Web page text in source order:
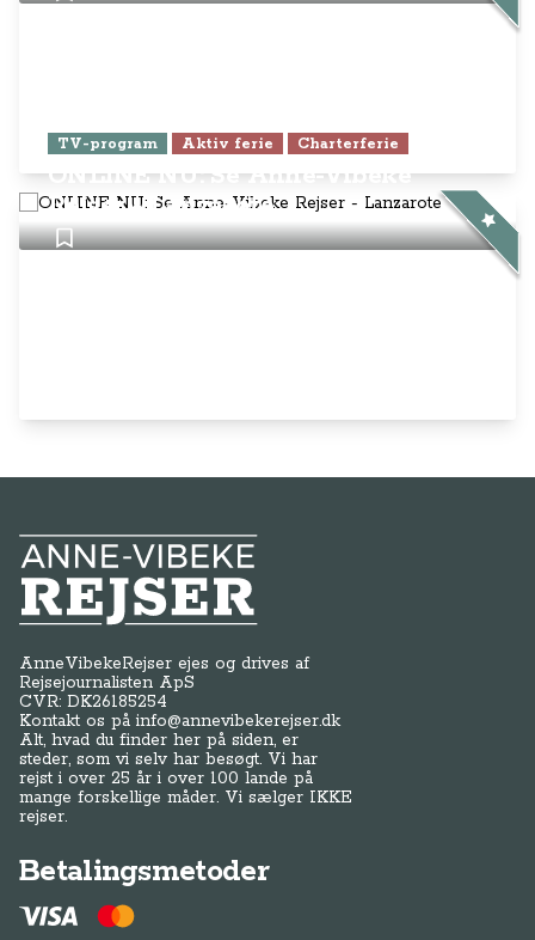
TV-program Aktiv ferie Charterferie
ONLINE NU: Se Anne-Vibeke
Rejser - Lanzarote
Anne-Vibeke Rejser
AnneVibekeRejser ejes og drives af
Rejsejournalisten ApS
CVR: DK26185254
Kontakt os påinfo@annevibekerejser.dk
Alt, hvad du finder her på siden, er
steder, som vi selv har besøgt. Vi har
rejst i over 25 år i over 100 lande på
mange forskellige måder. Vi sælger IKKE
rejser.
Betalingsmetoder